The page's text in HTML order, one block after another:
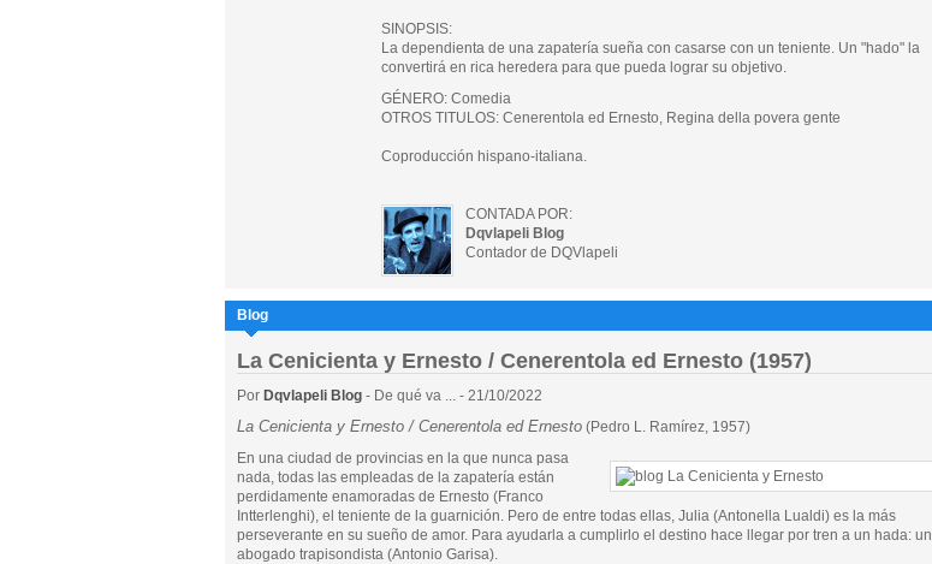
SINOPSIS:
La dependienta de una zapatería sueña con casarse con un teniente. Un "hado" la
convertirá en rica heredera para que pueda lograr su objetivo.
GÉNERO: Comedia
OTROS TITULOS: Cenerentola ed Ernesto, Regina della povera gente
Coproducción hispano-italiana.
CONTADA POR:
Dqvlapeli Blog
Contador de DQVlapeli
Blog
La Cenicienta y Ernesto / Cenerentola ed Ernesto (1957)
Por Dqvlapeli Blog - De qué va ... - 21/10/2022
La Cenicienta y Ernesto / Cenerentola ed Ernesto (Pedro L. Ramírez, 1957)
En una ciudad de provincias en la que nunca pasa
nada, todas las empleadas de la zapatería están
perdidamente enamoradas de Ernesto (Franco
Intterlenghi), el teniente de la guarnición. Pero de entre todas ellas, Julia (Antonella Lualdi) es la más
perseverante en su sueño de amor. Para ayudarla a cumplirlo el destino hace llegar por tren a un hada: un
abogado trapisondista (Antonio Garisa).